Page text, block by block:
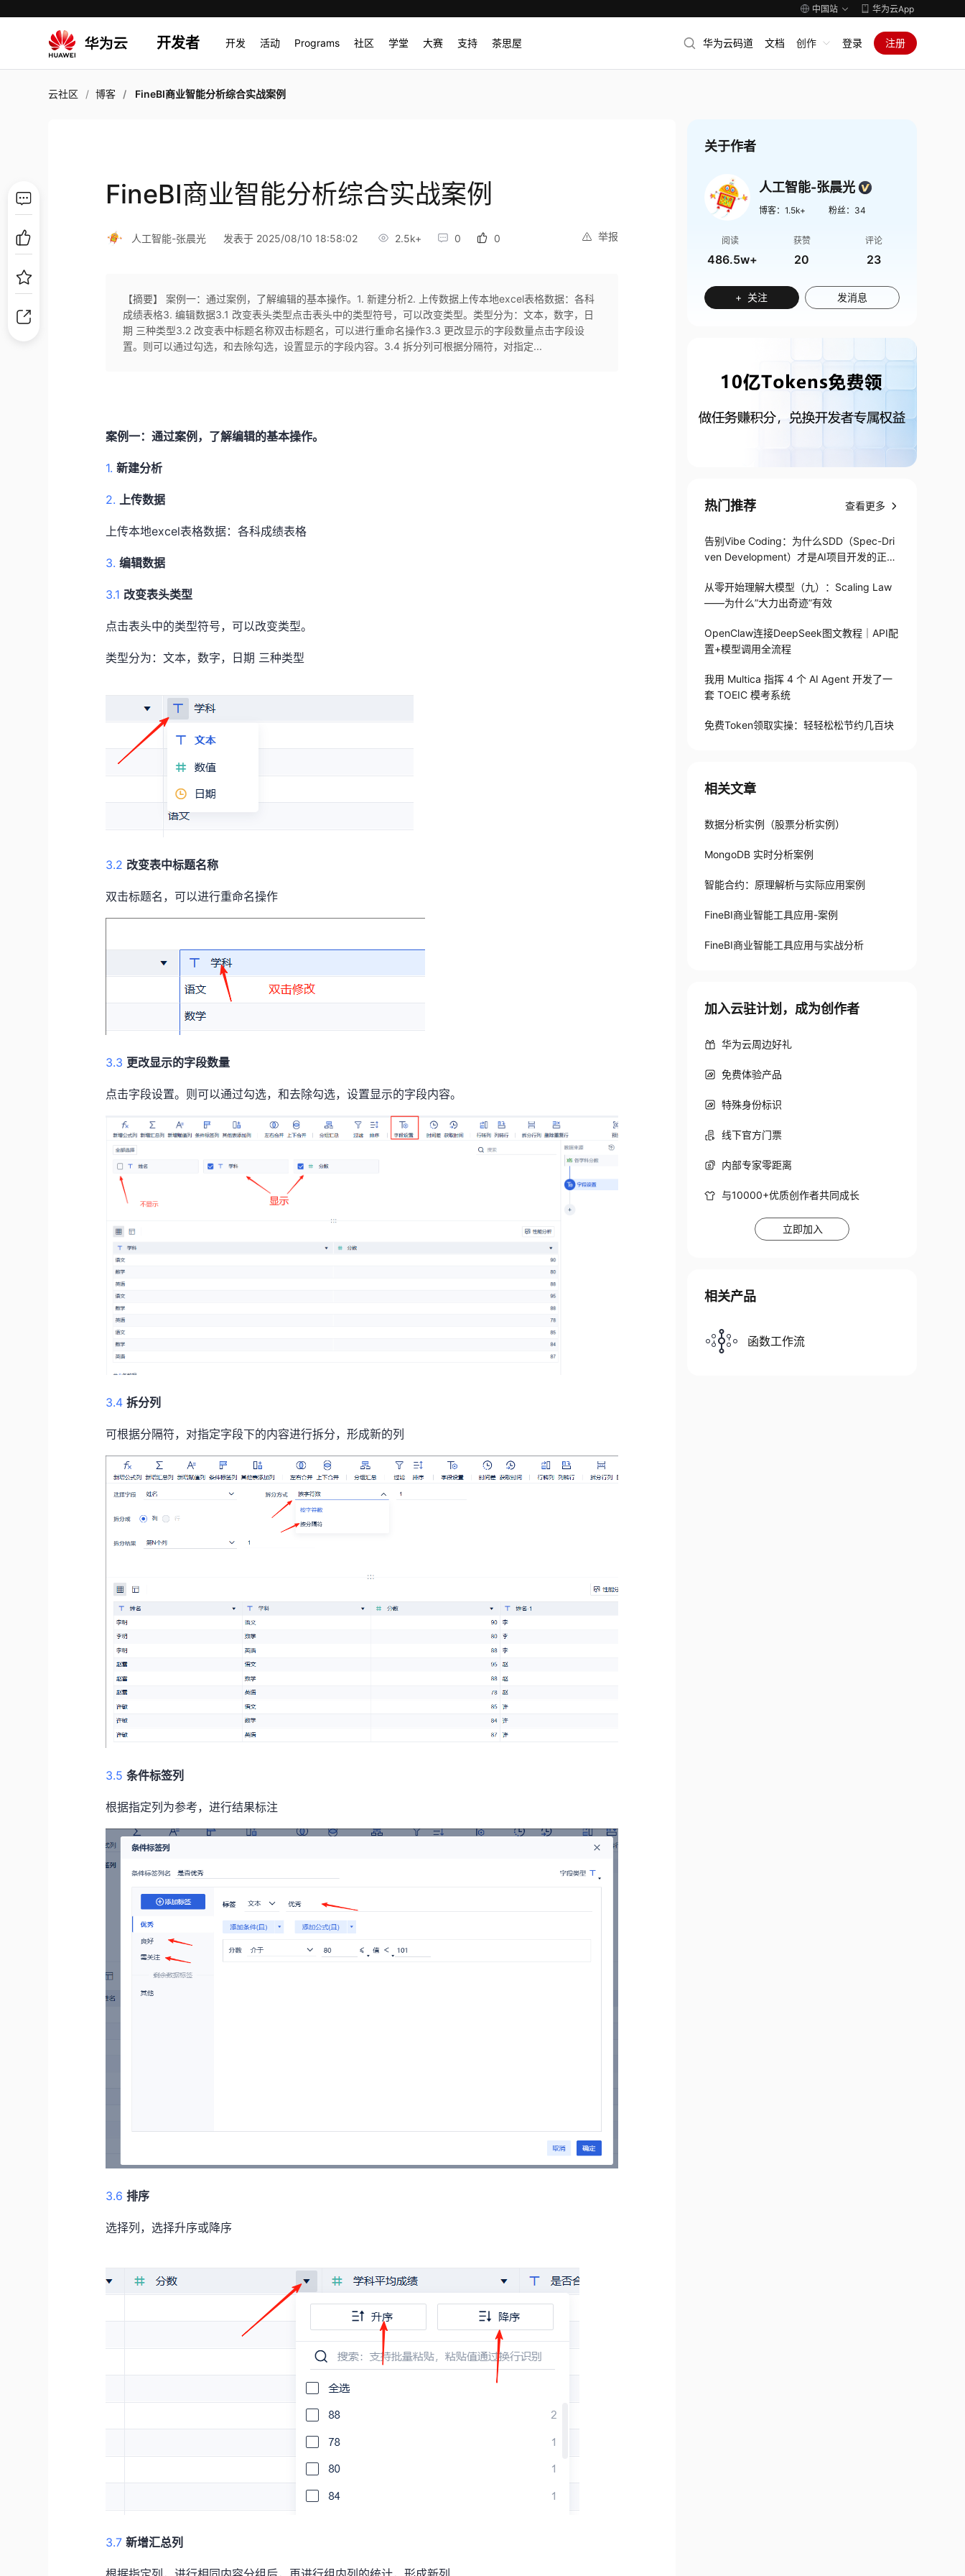
中国站 华为云App
开发者 开发 活动 Programs 社区 学堂 大赛 支持 茶思屋 华为云码道 文档 创作 登录 注册
云社区 博客 FineBI商业智能分析综合实战案例
FineBI商业智能分析综合实战案例
举报
人工智能-张晨光 发表于 2025/08/10 18:58:02 2.5k+ 0 0
【摘要】 案例一：通过案例，了解编辑的基本操作。1. 新建分析2. 上传数据上传本地excel表格数据：各科
成绩表格3. 编辑数据3.1 改变表头类型点击表头中的类型符号，可以改变类型。类型分为：文本，数字，日
期 三种类型3.2 改变表中标题名称双击标题名，可以进行重命名操作3.3 更改显示的字段数量点击字段设
置。则可以通过勾选，和去除勾选，设置显示的字段内容。3.4 拆分列可根据分隔符，对指定...
案例一：通过案例，了解编辑的基本操作。
1.新建分析
2.上传数据
上传本地excel表格数据：各科成绩表格
3.编辑数据
3.1 改变表头类型
点击表头中的类型符号，可以改变类型。
类型分为：文本，数字，日期 三种类型
3.2 改变表中标题名称
双击标题名，可以进行重命名操作
3.3 更改显示的字段数量
点击字段设置。则可以通过勾选，和去除勾选，设置显示的字段内容。
3.4拆分列
可根据分隔符，对指定字段下的内容进行拆分，形成新的列
3.5条件标签列
根据指定列为参考，进行结果标注
3.6排序
选择列，选择升序或降序
3.7新增汇总列
关于作者
人工智能-张晨光
博客： 1.5k+ 粉丝： 34
阅读
486.5w+
获赞
20
评论
23
+ 关注 发消息
热门推荐 查看更多
告别Vibe Coding：为什么SDD（Spec-Dri
ven Development）才是AI项目开发的正确
从零开始理解大模型（九）：Scaling Law
——为什么”大力出奇迹”有效
OpenClaw连接DeepSeek图文教程｜API配
置+模型调用全流程
我用 Multica 指挥 4 个 AI Agent 开发了一
套 TOEIC 模考系统
免费Token领取实操：轻轻松松节约几百块
相关文章
数据分析实例（股票分析实例）
MongoDB 实时分析案例
智能合约：原理解析与实际应用案例
FineBI商业智能工具应用-案例
FineBI商业智能工具应用与实战分析
加入云驻计划，成为创作者
华为云周边好礼
免费体验产品
特殊身份标识
线下官方门票
内部专家零距离
与10000+优质创作者共同成长
立即加入
相关产品
函数工作流